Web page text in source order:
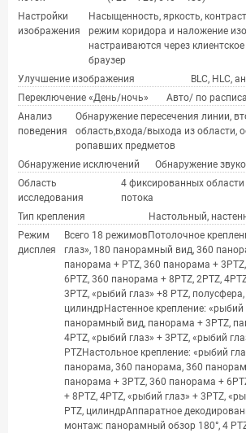
Настройки
изображения
Насыщенность, яркость,
режим коридора и наложение
настраиваются через
браузер
Улучшение изображения
BLC, HLC,
Переключение «День/ночь»
Авто/ по
Анализ
поведения
Обнаружение пересечения линии,
область,входа/выхода из области,
ропавших предметов
Обнаружение исключений
Обнаружение
Область
исследования
4 фиксированных
потока
Тип крепления
Настольный,
Режим
дисплея
Всего 18 режимовПотолочное
глаз», 180 панорамный вид, 360
панорама + PTZ, 360 панорама +
6PTZ, 360 панорама + 8PTZ, 2PTZ,
3PTZ, «рыбий глаз» +8 PTZ, полусфера,
цилиндрНастенное крепление: «рыбий
панорамный вид, панорама + 3PTZ,
4PTZ, «рыбий глаз» + 3PTZ, «рыбий
PTZНастольное крепление: «рыбий
панорама, 360 панорама, 360
панорама + 3PTZ, 360 панорама +
+ 8PTZ, 4PTZ, «рыбий глаз» + 3PTZ,
PTZ, цилиндрАппаратное
монтаж: панорамный обзор 180°, 4